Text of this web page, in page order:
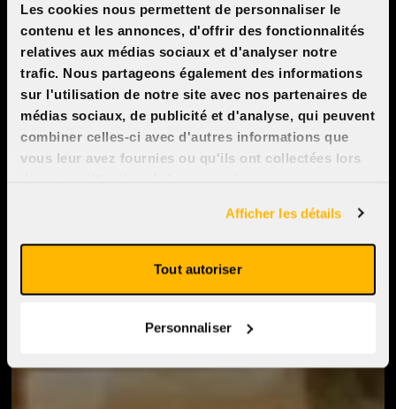
Les cookies nous permettent de personnaliser le
contenu et les annonces, d'offrir des fonctionnalités
relatives aux médias sociaux et d'analyser notre
trafic. Nous partageons également des informations
sur l'utilisation de notre site avec nos partenaires de
médias sociaux, de publicité et d'analyse, qui peuvent
combiner celles-ci avec d'autres informations que
vous leur avez fournies ou qu'ils ont collectées lors
Afficher les détails
Tout autoriser
Personnaliser